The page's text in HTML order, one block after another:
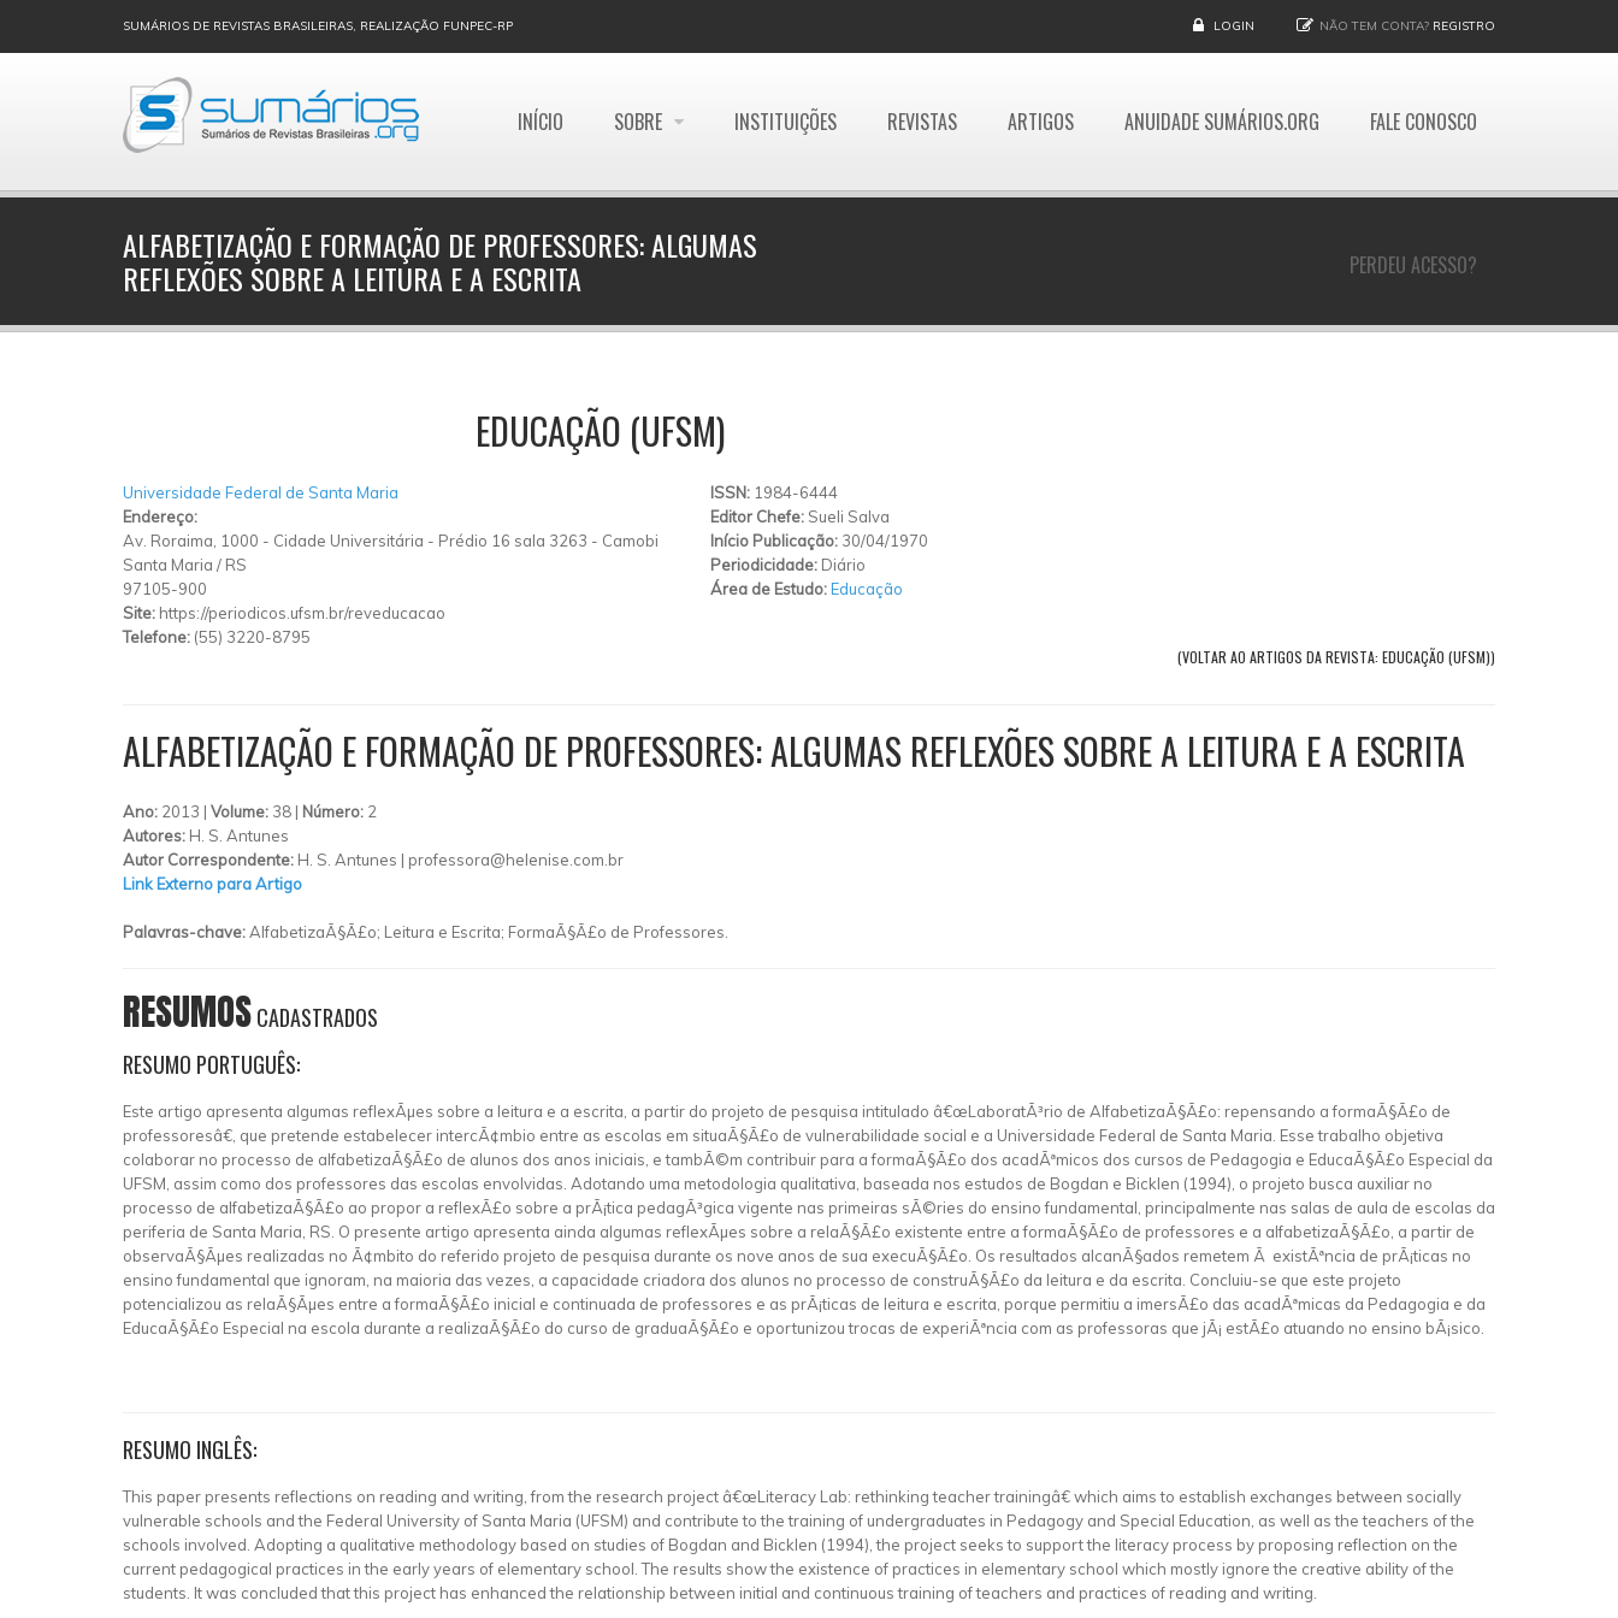
SUMÁRIOS DE REVISTAS BRASILEIRAS, REALIZAÇÃO FUNPEC-RP LOGIN NÃO TEM CONTA? REGISTRO
INÍCIO SOBRE INSTITUIÇÕES REVISTAS ARTIGOS ANUIDADE SUMÁRIOS.ORG FALE CONOSCO
PERDEU ACESSO?
ALFABETIZAÇÃO E FORMAÇÃO DE PROFESSORES: ALGUMAS
REFLEXÕES SOBRE A LEITURA E A ESCRITA
EDUCAÇÃO (UFSM)
Universidade Federal de Santa Maria
Endereço:
Av. Roraima, 1000 - Cidade Universitária - Prédio 16 sala 3263 - Camobi
Santa Maria / RS
97105-900
Site: https://periodicos.ufsm.br/reveducacao
Telefone: (55) 3220-8795
ISSN: 1984-6444
Editor Chefe: Sueli Salva
Início Publicação: 30/04/1970
Periodicidade: Diário
Área de Estudo:Educação
(VOLTAR AO ARTIGOS DA REVISTA: EDUCAÇÃO (UFSM))
ALFABETIZAÇÃO E FORMAÇÃO DE PROFESSORES: ALGUMAS REFLEXÕES SOBRE A LEITURA E A ESCRITA
Ano: 2013 | Volume: 38 | Número: 2
Autores: H. S. Antunes
Autor Correspondente: H. S. Antunes | professora@helenise.com.br
Link Externo para Artigo
Palavras-chave:AlfabetizaÃ§Ã£o; Leitura e Escrita; FormaÃ§Ã£o de Professores.
RESUMOSCADASTRADOS
RESUMO PORTUGUÊS:
Este artigo apresenta algumas reflexÃµes sobre a leitura e a escrita, a partir do projeto de pesquisa intitulado â€œLaboratÃ³rio de AlfabetizaÃ§Ã£o: repensando a formaÃ§Ã£o de
professoresâ€, que pretende estabelecer intercÃ¢mbio entre as escolas em situaÃ§Ã£o de vulnerabilidade social e a Universidade Federal de Santa Maria. Esse trabalho objetiva
colaborar no processo de alfabetizaÃ§Ã£o de alunos dos anos iniciais, e tambÃ©m contribuir para a formaÃ§Ã£o dos acadÃªmicos dos cursos de Pedagogia e EducaÃ§Ã£o Especial da
UFSM, assim como dos professores das escolas envolvidas. Adotando uma metodologia qualitativa, baseada nos estudos de Bogdan e Bicklen (1994), o projeto busca auxiliar no
processo de alfabetizaÃ§Ã£o ao propor a reflexÃ£o sobre a prÃ¡tica pedagÃ³gica vigente nas primeiras sÃ©ries do ensino fundamental, principalmente nas salas de aula de escolas da
periferia de Santa Maria, RS. O presente artigo apresenta ainda algumas reflexÃµes sobre a relaÃ§Ã£o existente entre a formaÃ§Ã£o de professores e a alfabetizaÃ§Ã£o, a partir de
observaÃ§Ãµes realizadas no Ã¢mbito do referido projeto de pesquisa durante os nove anos de sua execuÃ§Ã£o. Os resultados alcanÃ§ados remetem Ã existÃªncia de prÃ¡ticas no
ensino fundamental que ignoram, na maioria das vezes, a capacidade criadora dos alunos no processo de construÃ§Ã£o da leitura e da escrita. Concluiu-se que este projeto
potencializou as relaÃ§Ãµes entre a formaÃ§Ã£o inicial e continuada de professores e as prÃ¡ticas de leitura e escrita, porque permitiu a imersÃ£o das acadÃªmicas da Pedagogia e da
EducaÃ§Ã£o Especial na escola durante a realizaÃ§Ã£o do curso de graduaÃ§Ã£o e oportunizou trocas de experiÃªncia com as professoras que jÃ¡ estÃ£o atuando no ensino bÃ¡sico.
RESUMO INGLÊS:
This paper presents reflections on reading and writing, from the research project â€œLiteracy Lab: rethinking teacher trainingâ€ which aims to establish exchanges between socially
vulnerable schools and the Federal University of Santa Maria (UFSM) and contribute to the training of undergraduates in Pedagogy and Special Education, as well as the teachers of the
schools involved. Adopting a qualitative methodology based on studies of Bogdan and Bicklen (1994), the project seeks to support the literacy process by proposing reflection on the
current pedagogical practices in the early years of elementary school. The results show the existence of practices in elementary school which mostly ignore the creative ability of the
students. It was concluded that this project has enhanced the relationship between initial and continuous training of teachers and practices of reading and writing.